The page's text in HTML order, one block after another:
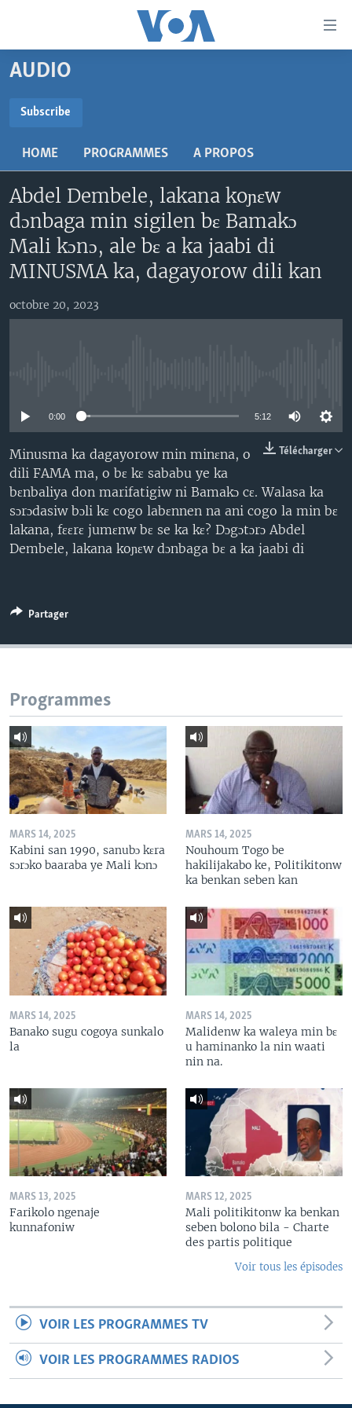
Menu
principal
navigation
principale
Retour
recherche
MALI KURA
RADIO
AN BA FO!
FARAFINA FOLI
SUIVEZ-NOUS
AUDIO
Subscribe
S'abonner
HOME PROGRAMMES A PROPOS
Abdel Dembele, lakana koɲɛw
dɔnbaga min sigilen bɛ Bamakɔ
Mali kɔnɔ, ale bɛ a ka jaabi di
MINUSMA ka, dagayorow dili kan
octobre 20, 2023
0:00 5:12
Télécharger
Minusma ka dagayorow min minɛna, o
dili FAMA ma, o bɛ kɛ sababu ye ka
bɛnbaliya don marifatigiw ni Bamakɔ cɛ. Walasa ka
sɔrɔdasiw bɔli kɛ cogo labɛnnen na ani cogo la min bɛ
lakana, fɛɛrɛ jumɛnw bɛ se ka kɛ? Dɔgɔtɔrɔ Abdel
Dembele, lakana koɲɛw dɔnbaga bɛ a ka jaabi di
Partager
Programmes
MARS 14, 2025
Kabini san 1990, sanubɔ kɛra
sɔrɔko baaraba ye Mali kɔnɔ
MARS 14, 2025
Nouhoum Togo be
hakilijakabo ke, Politikitonw
ka benkan seben kan
MARS 14, 2025
Banako sugu cogoya sunkalo
la
MARS 14, 2025
Malidenw ka waleya min bɛ
u haminanko la nin waati
nin na.
MARS 13, 2025
Farikolo ngenaje
kunnafoniw
MARS 12, 2025
Mali politikitonw ka benkan
seben bolono bila - Charte
des partis politique
Voir tous les épisodes
VOIR LES PROGRAMMES TV
VOIR LES PROGRAMMES RADIOS